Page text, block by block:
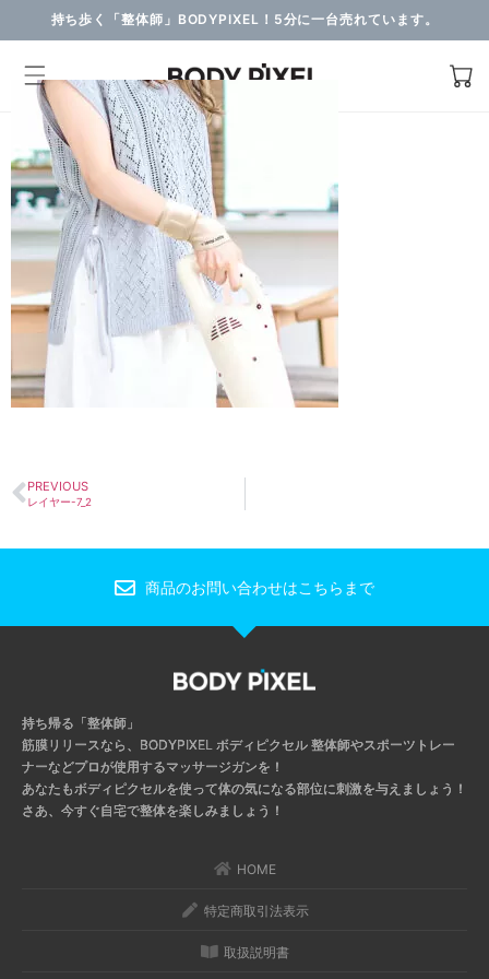
持ち歩く「整体師」BODYPIXEL！5分に一台売れています。
PREVIOUS
レイヤー-7_2
商品のお問い合わせはこちらまで
持ち帰る「整体師」
筋膜リリースなら、BODYPIXEL ボディピクセル 整体師やスポーツトレー
ナーなどプロが使用するマッサージガンを！
あなたもボディピクセルを使って体の気になる部位に刺激を与えましょう！
さあ、今すぐ自宅で整体を楽しみましょう！
HOME
特定商取引法表示
取扱説明書